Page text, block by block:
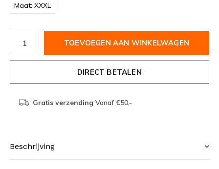
Maat: XXXL
TOEVOEGEN AAN WINKELWAGEN
DIRECT BETALEN
Gratis verzending Vanaf €50,-
Beschrijving